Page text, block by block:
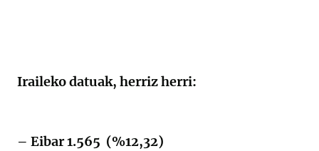
Iraileko datuak, herriz herri:
– Eibar 1.565 (%12,32)